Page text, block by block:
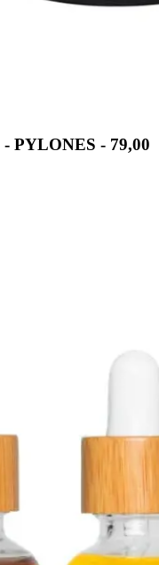
PYLONES - 79,00